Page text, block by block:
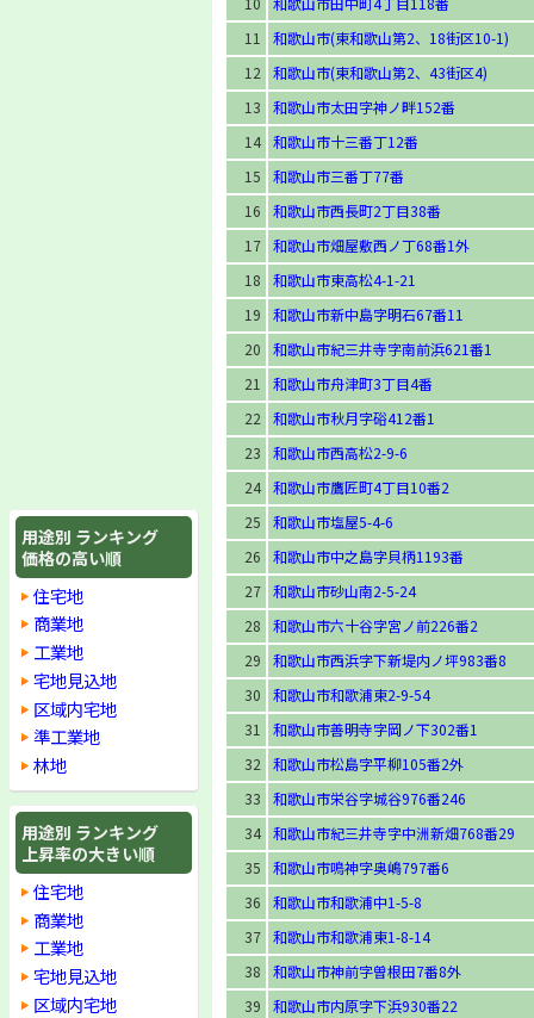
用途別 ランキング
価格の高い順
住宅地
商業地
工業地
宅地見込地
区域内宅地
準工業地
林地
用途別 ランキング
上昇率の大きい順
住宅地
商業地
工業地
宅地見込地
区域内宅地
11
和歌山市(東和歌山第2、18街区10-1)
12
和歌山市(東和歌山第2、43街区4)
13
和歌山市太田字神ノ畔152番
14 和歌山市十三番丁12番
15
和歌山市三番丁77番
16
和歌山市西長町2丁目38番
17 和歌山市畑屋敷西ノ丁68番1外
18
和歌山市東高松4-1-21
19
和歌山市新中島字明石67番11
20
和歌山市紀三井寺字南前浜621番1
21
和歌山市舟津町3丁目4番
22
和歌山市秋月字硲412番1
23
和歌山市西高松2-9-6
24 和歌山市鷹匠町4丁目10番2
25
和歌山市塩屋5-4-6
26
和歌山市中之島字貝柄1193番
27 和歌山市砂山南2-5-24
28
和歌山市六十谷字宮ノ前226番2
29
和歌山市西浜字下新堤内ノ坪983番8
30
和歌山市和歌浦東2-9-54
31
和歌山市善明寺字岡ノ下302番1
32
和歌山市松島字平柳105番2外
33
和歌山市栄谷字城谷976番246
34 和歌山市紀三井寺字中洲新畑768番29
35
和歌山市鳴神字奥嶋797番6
36
和歌山市和歌浦中1-5-8
37 和歌山市和歌浦東1-8-14
38
和歌山市神前字曽根田7番8外
39
和歌山市内原字下浜930番22